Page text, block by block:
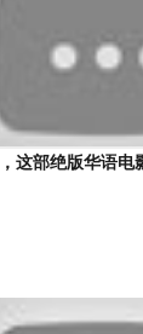
这部绝版华语